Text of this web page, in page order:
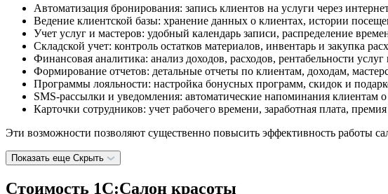
Автоматизация бронирования: запись клиентов на услуги через
Ведение клиентской базы: хранение данных о клиентах, истории
Учет услуг и мастеров: удобный календарь записи, распределение
Складской учет: контроль остатков материалов, инвентарь и закупка
Финансовая аналитика: анализ доходов, расходов, рентабельности услуг
Формирование отчетов: детальные отчеты по клиентам, доходам,
Программы лояльности: настройка бонусных программ, скидок и
SMS-рассылки и уведомления: автоматические напоминания клиентам
Карточки сотрудников: учет рабочего времени, заработная плата,
Эти возможности позволяют существенно повысить эффективность работы
Показать еще Скрыть
Стоимость 1С:Салон красоты